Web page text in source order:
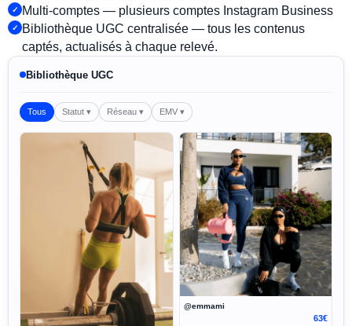
Multi-comptes — plusieurs comptes Instagram Business
Bibliothèque UGC centralisée — tous les contenus
captés, actualisés à chaque relevé.
Bibliothèque UGC
Tous Statut ▾ Réseau ▾ EMV ▾
@emmami
63€